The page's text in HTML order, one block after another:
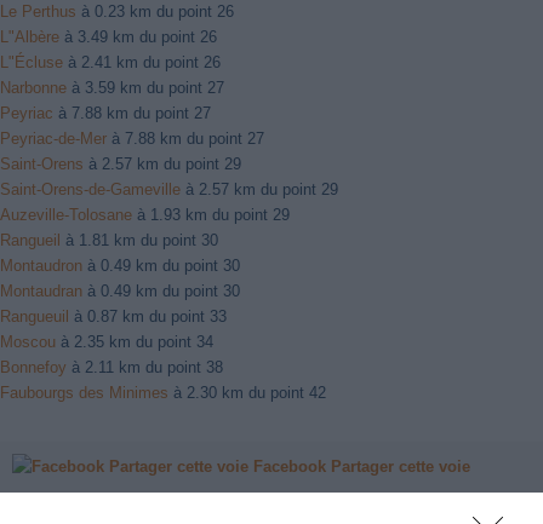
Le Perthus à 0.23 km du point 26
L"Albère à 3.49 km du point 26
L"Écluse à 2.41 km du point 26
Narbonne à 3.59 km du point 27
Peyriac à 7.88 km du point 27
Peyriac-de-Mer à 7.88 km du point 27
Saint-Orens à 2.57 km du point 29
Saint-Orens-de-Gameville à 2.57 km du point 29
Auzeville-Tolosane à 1.93 km du point 29
Rangueil à 1.81 km du point 30
Montaudron à 0.49 km du point 30
Montaudran à 0.49 km du point 30
Rangueuil à 0.87 km du point 33
Moscou à 2.35 km du point 34
Bonnefoy à 2.11 km du point 38
Faubourgs des Minimes à 2.30 km du point 42
Facebook Partager cette voie